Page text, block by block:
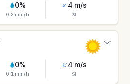
0%
0.2 mm/h
4 m/s
SI
0%
0.1 mm/h
4 m/s
SI